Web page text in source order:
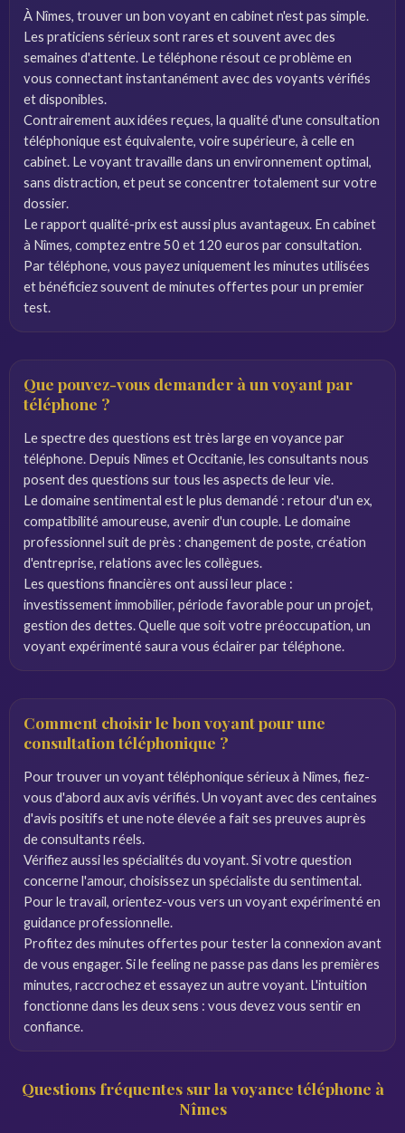
À Nîmes, trouver un bon voyant en cabinet n'est pas simple.
Les praticiens sérieux sont rares et souvent avec des
semaines d'attente. Le téléphone résout ce problème en
vous connectant instantanément avec des voyants vérifiés
et disponibles.
Contrairement aux idées reçues, la qualité d'une consultation
téléphonique est équivalente, voire supérieure, à celle en
cabinet. Le voyant travaille dans un environnement optimal,
sans distraction, et peut se concentrer totalement sur votre
dossier.
Le rapport qualité-prix est aussi plus avantageux. En cabinet
à Nîmes, comptez entre 50 et 120 euros par consultation.
Par téléphone, vous payez uniquement les minutes utilisées
et bénéficiez souvent de minutes offertes pour un premier
test.
Que pouvez-vous demander à un voyant par
téléphone ?
Le spectre des questions est très large en voyance par
téléphone. Depuis Nîmes et Occitanie, les consultants nous
posent des questions sur tous les aspects de leur vie.
Le domaine sentimental est le plus demandé : retour d'un ex,
compatibilité amoureuse, avenir d'un couple. Le domaine
professionnel suit de près : changement de poste, création
d'entreprise, relations avec les collègues.
Les questions financières ont aussi leur place :
investissement immobilier, période favorable pour un projet,
gestion des dettes. Quelle que soit votre préoccupation, un
voyant expérimenté saura vous éclairer par téléphone.
Comment choisir le bon voyant pour une
consultation téléphonique ?
Pour trouver un voyant téléphonique sérieux à Nîmes, fiez-
vous d'abord aux avis vérifiés. Un voyant avec des centaines
d'avis positifs et une note élevée a fait ses preuves auprès
de consultants réels.
Vérifiez aussi les spécialités du voyant. Si votre question
concerne l'amour, choisissez un spécialiste du sentimental.
Pour le travail, orientez-vous vers un voyant expérimenté en
guidance professionnelle.
Profitez des minutes offertes pour tester la connexion avant
de vous engager. Si le feeling ne passe pas dans les premières
minutes, raccrochez et essayez un autre voyant. L'intuition
fonctionne dans les deux sens : vous devez vous sentir en
confiance.
Questions fréquentes sur la voyance téléphone à
Nîmes